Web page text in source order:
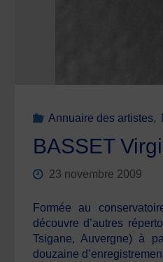
Annuaire des artistes,
BASSET
23 novembre 2009
Formée au
découvre d’autres
Tsigane, Auvergne) à
douzaine